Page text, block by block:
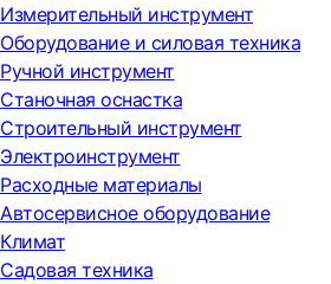
Измерительный инструмент
Оборудование и силовая техника
Ручной инструмент
Станочная оснастка
Строительный инструмент
Электроинструмент
Расходные материалы
Автосервисное оборудование
Климат
Садовая техника